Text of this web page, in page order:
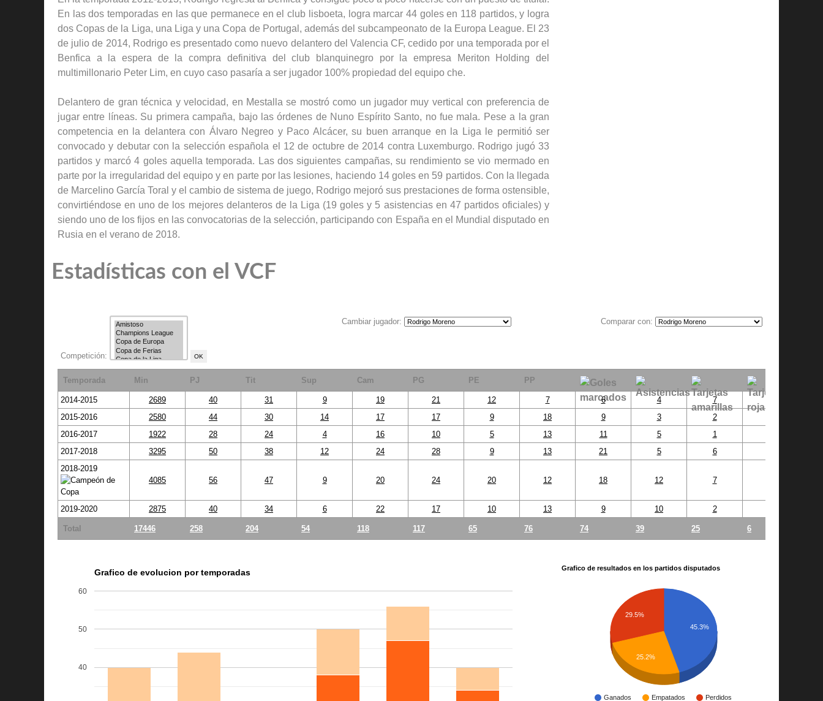
En las dos temporadas en las que permanece en el club lisboeta, logra marcar 44 goles en 118 partidos, y logra
dos Copas de la Liga, una Liga y una Copa de Portugal, además del subcampeonato de la Europa League. El 23
de julio de 2014, Rodrigo es presentado como nuevo delantero del Valencia CF, cedido por una temporada por el
Benfica a la espera de la compra definitiva del club blanquinegro por la empresa Meriton Holding del
multimillonario Peter Lim, en cuyo caso pasaría a ser jugador 100% propiedad del equipo che.
Delantero de gran técnica y velocidad, en Mestalla se mostró como un jugador muy vertical con preferencia de
jugar entre líneas. Su primera campaña, bajo las órdenes de Nuno Espírito Santo, no fue mala. Pese a la gran
competencia en la delantera con Álvaro Negreo y Paco Alcácer, su buen arranque en la Liga le permitió ser
convocado y debutar con la selección española el 12 de octubre de 2014 contra Luxemburgo. Rodrigo jugó 33
partidos y marcó 4 goles aquella temporada. Las dos siguientes campañas, su rendimiento se vio mermado en
parte por la irregularidad del equipo y en parte por las lesiones, haciendo 14 goles en 59 partidos. Con la llegada
de Marcelino García Toral y el cambio de sistema de juego, Rodrigo mejoró sus prestaciones de forma ostensible,
convirtiéndose en uno de los mejores delanteros de la Liga (19 goles y 5 asistencias en 47 partidos oficiales) y
siendo uno de los fijos en las convocatorias de la selección, participando con España en el Mundial disputado en
Rusia en el verano de 2018.
Estadísticas con el VCF
Competición:
Cambiar jugador: Comparar con:
Temporada Min PJ Tit Sup Cam PG PE PP
2014-2015 2689 40 31 9 19 21 12 7 6 4 7
2015-2016
2580 44 30 14 17 17 9 18 9 3 2
2016-2017
1922 28 24 4 16 10 5 13 11 5 1
2017-2018
3295 50 38 12 24 28 9 13 21 5 6
2018-2019
4085
56 47 9 20 24 20 12 18 12 7
2019-2020 2875 40 34 6 22 17 10 13 9 10 2
Total 17446 258 204 54 118 117 65 76 74 39 25 6
Grafico de evolucion por temporadas
40
50
60
Grafico de resultados en los partidos disputados
Ganados Empatados Perdidos
45.3%
29.5%
25.2%